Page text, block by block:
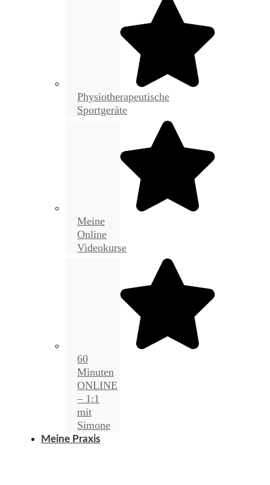
Physiotherapeutische
Sportgeräte
Meine
Online
Videokurse
60
Minuten
ONLINE
– 1:1
mit
Simone
Meine Praxis